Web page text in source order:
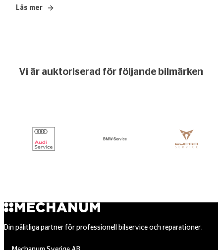
Läs mer
– Karriär på Mechanum
Vi är auktoriserad för följande bilmärken
Din pålitliga partner för professionell bilservice och reparationer.